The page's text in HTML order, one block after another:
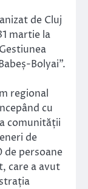
de Cluj
martie la
Bolyai”.
regional
cu
comunității
de
de persoane
care a avut